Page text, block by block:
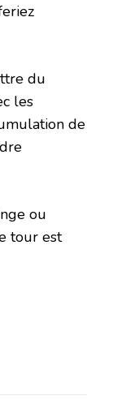
du
les
de
ou
tour est